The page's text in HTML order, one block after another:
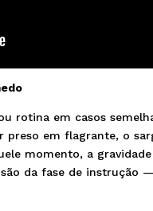
rotina em casos
preso em flagrante, o
momento, a
da fase de instrução